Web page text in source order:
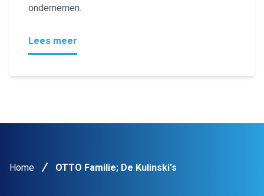
ondernemen.
Lees meer
Home OTTO Familie; De Kulinski's